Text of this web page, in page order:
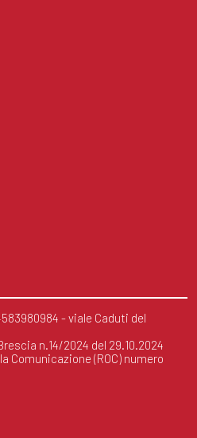
- viale Caduti del
n.14/2024 del 29.10.2024
Comunicazione (ROC) numero